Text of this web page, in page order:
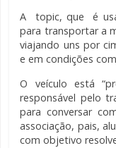
A topic, que é
para transportar a
viajando uns por
e em condições
O veículo está
responsável pelo
para conversar
associação, pais,
com objetivo